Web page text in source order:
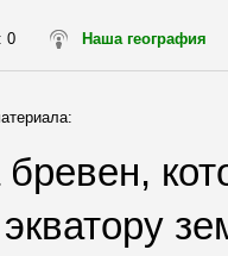
: 0 Наша география
: